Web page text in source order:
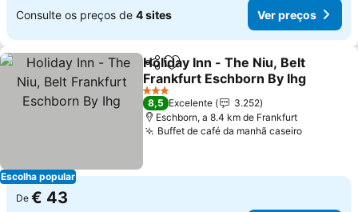
Consulte os preços de 4 sites Ver preços
Escolha popular
PartilharAdicionar aos favoritos
Holiday Inn - The Niu, Belt
Frankfurt Eschborn By Ihg
Ver preços
3 Estrelas
8,5 Excelente
3.252
Eschborn, a 8.4 km de Frankfurt
Buffet de café da manhã caseiroVer
De € 43